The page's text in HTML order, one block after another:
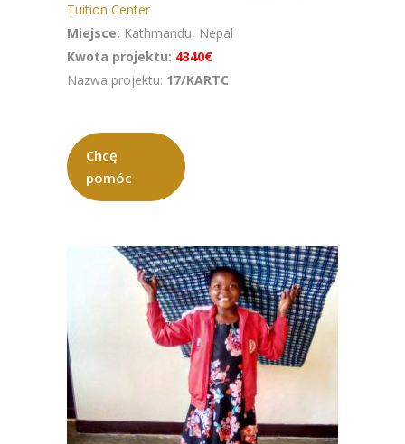
Tuition Center
Miejsce: Kathmandu, Nepal
Kwota projektu: 4340€
Nazwa projektu: 17/KARTC
Chcę
pomóc